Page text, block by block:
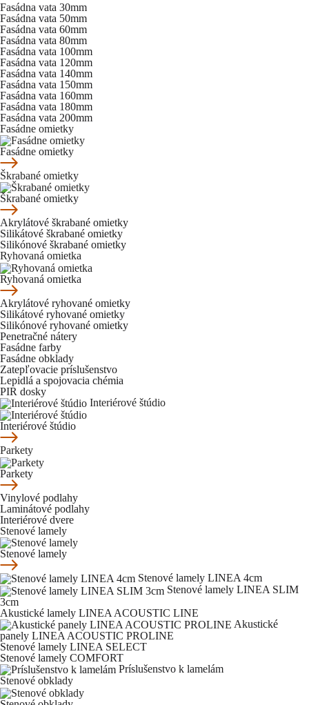
Fasádna vata 30mm
Fasádna vata 50mm
Fasádna vata 60mm
Fasádna vata 80mm
Fasádna vata 100mm
Fasádna vata 120mm
Fasádna vata 140mm
Fasádna vata 150mm
Fasádna vata 160mm
Fasádna vata 180mm
Fasádna vata 200mm
Fasádne omietky
Fasádne omietky
Škrabané omietky
Škrabané omietky
Akrylátové škrabané omietky
Silikátové škrabané omietky
Silikónové škrabané omietky
Ryhovaná omietka
Ryhovaná omietka
Akrylátové ryhované omietky
Silikátové ryhované omietky
Silikónové ryhované omietky
Penetračné nátery
Fasádne farby
Fasádne obklady
Zatepľovacie príslušenstvo
Lepidlá a spojovacia chémia
PIR dosky
Interiérové štúdio
Interiérové štúdio
Parkety
Parkety
Vinylové podlahy
Laminátové podlahy
Interiérové dvere
Stenové lamely
Stenové lamely
Stenové lamely LINEA 4cm
Stenové lamely LINEA SLIM
3cm
Akustické lamely LINEA ACOUSTIC LINE
Akustické
panely LINEA ACOUSTIC PROLINE
Stenové lamely LINEA SELECT
Stenové lamely COMFORT
Príslušenstvo k lamelám
Stenové obklady